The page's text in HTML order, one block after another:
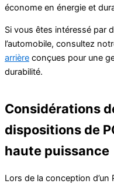
économe en énergie et
Si vous êtes intéressé par
l’automobile, consultez
arrière conçues pour une
durabilité.
Considérations
dispositions de
haute puissance
Lors de la conception d’un